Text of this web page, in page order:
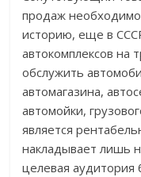
продаж
историю, еще в
автокомплексов на
обслужить
автомагазина,
автомойки,
является
накладывает лишь
целевая аудитория